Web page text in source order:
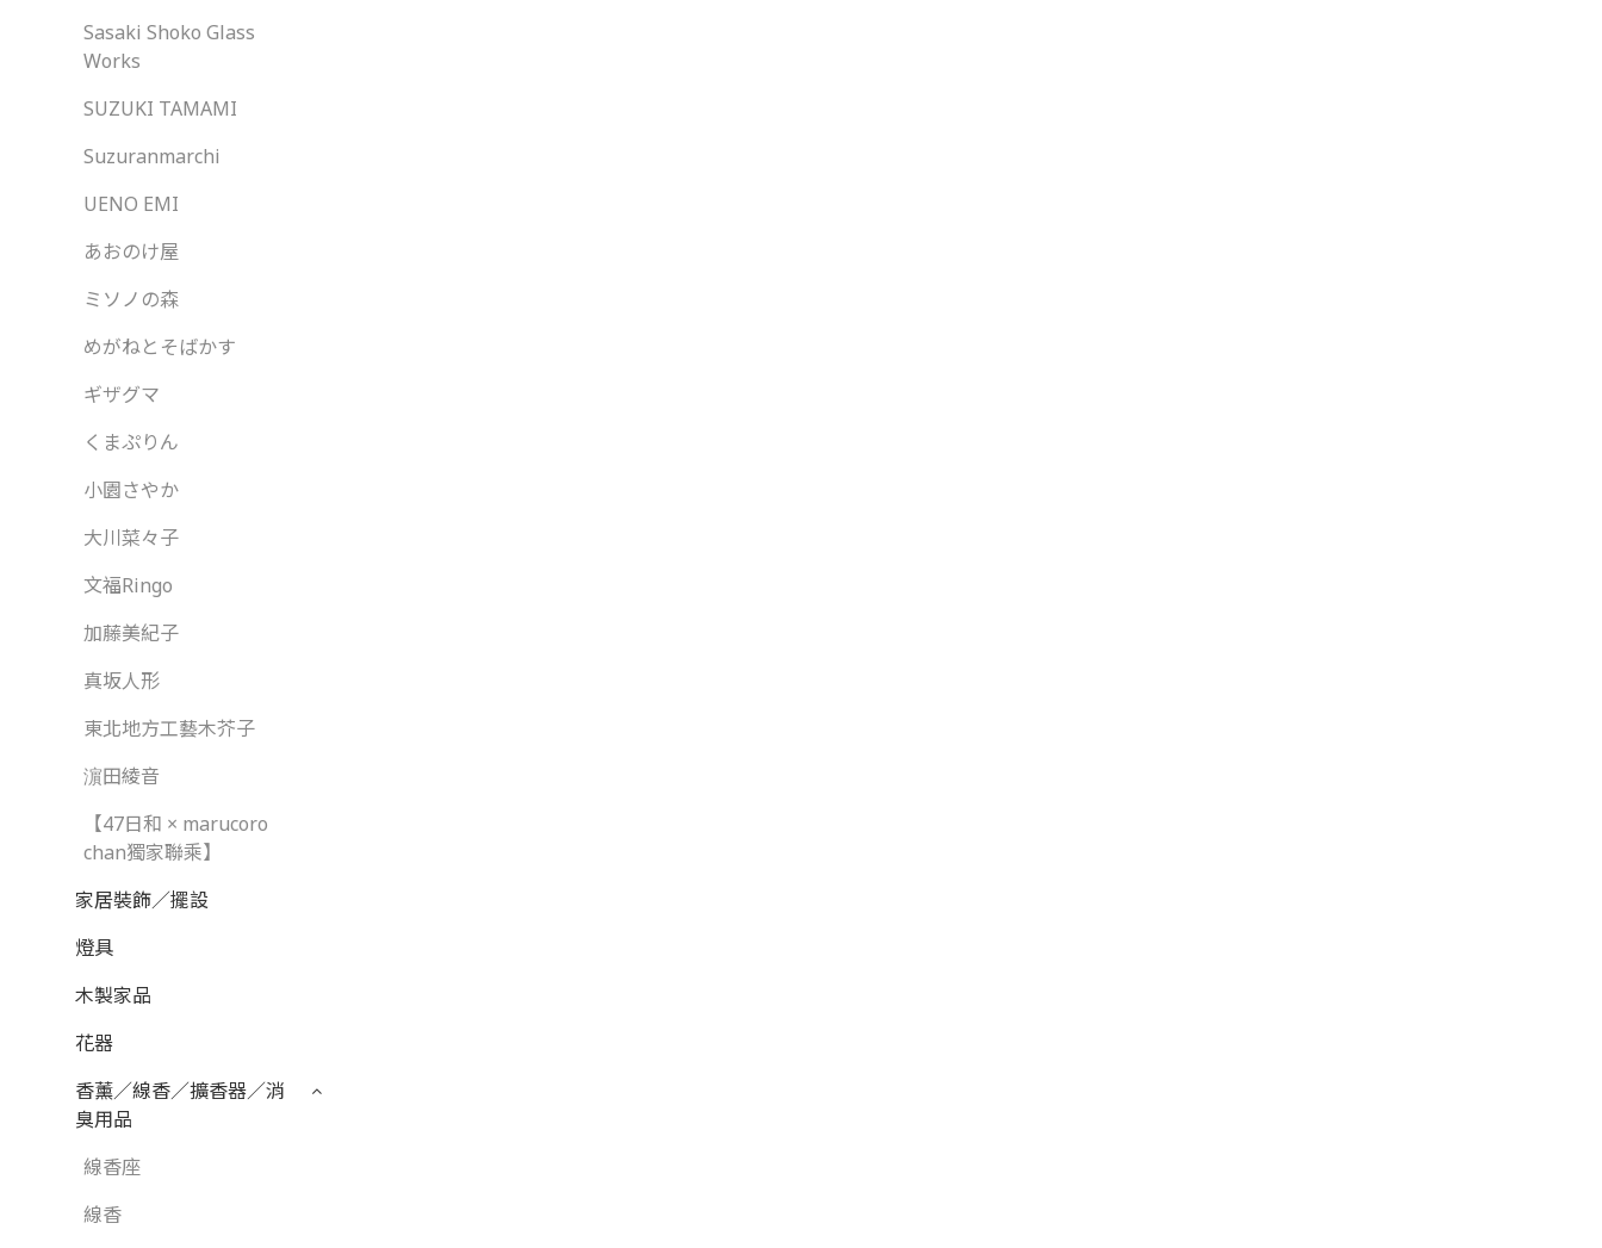
Sasaki Shoko Glass
Works
SUZUKI TAMAMI
Suzuranmarchi
UENO EMI
あおのけ屋
ミソノの森
めがねとそばかす
ギザグマ
くまぷりん
小園さやか
大川菜々子
文福Ringo
加藤美紀子
真坂人形
東北地方工藝木芥子
濵田綾音
【47日和 × marucoro
chan獨家聯乘】
家居裝飾／擺設
燈具
木製家品
花器
香薰／線香／擴香器／消
臭用品
線香座
線香